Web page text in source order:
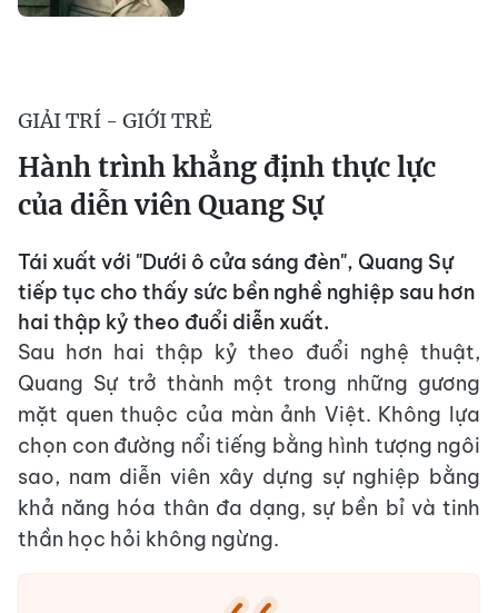
GIẢI TRÍ - GIỚI TRẺ
Hành trình khẳng định thực lực
của diễn viên Quang Sự
Tái xuất với "Dưới ô cửa sáng đèn", Quang Sự
tiếp tục cho thấy sức bền nghề nghiệp sau hơn
hai thập kỷ theo đuổi diễn xuất.
Sau hơn hai thập kỷ theo đuổi nghệ thuật,
Quang Sự trở thành một trong những gương
mặt quen thuộc của màn ảnh Việt. Không lựa
chọn con đường nổi tiếng bằng hình tượng ngôi
sao, nam diễn viên xây dựng sự nghiệp bằng
khả năng hóa thân đa dạng, sự bền bỉ và tinh
thần học hỏi không ngừng.